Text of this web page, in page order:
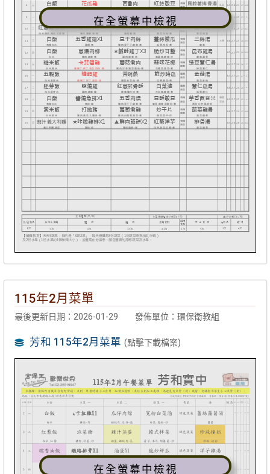
在全螢幕中檢視
115年2月菜單
最後更新日期：2026-01-29 發佈單位：環保衛教組
芳和 115年2月菜單 (點擊下載檔案)
在全螢幕中檢視